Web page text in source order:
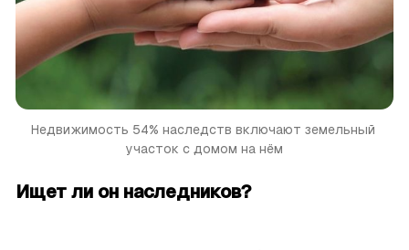
Недвижимость 54% наследств включают земельный
участок с домом на нём
Ищет ли он наследников?